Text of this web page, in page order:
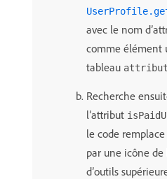
avec le nom
comme élément
tableau
Recherche
l’attribut
le code
par une icône
d’outils